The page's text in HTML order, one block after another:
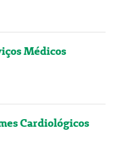
Médicos
Cardiológicos